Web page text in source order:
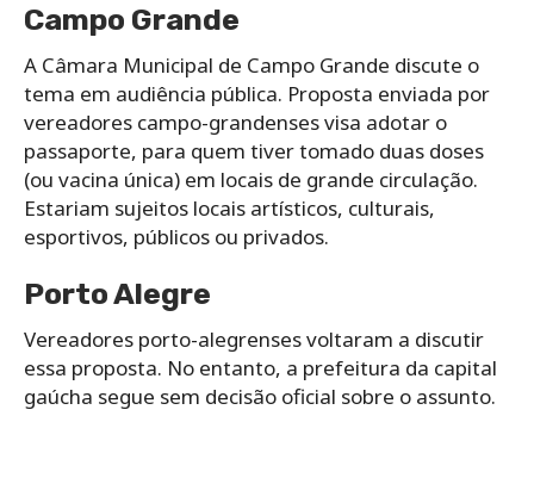
Campo Grande
A Câmara Municipal de Campo Grande discute o
tema em audiência pública. Proposta enviada por
vereadores campo-grandenses visa adotar o
passaporte, para quem tiver tomado duas doses
(ou vacina única) em locais de grande circulação.
Estariam sujeitos locais artísticos, culturais,
esportivos, públicos ou privados.
Porto Alegre
Vereadores porto-alegrenses voltaram a discutir
essa proposta. No entanto, a prefeitura da capital
gaúcha segue sem decisão oficial sobre o assunto.